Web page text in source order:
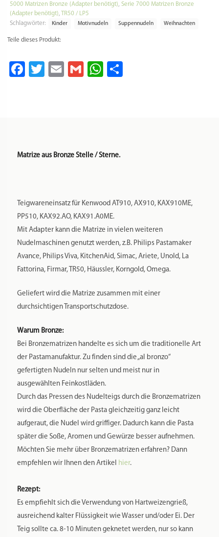
5000 Matrizen Bronze (Adapter benötigt) Serie 7000 Matrizen Bronze
(Adapter benötigt) TR50 / LP5
Schlagwörter:
Kinder Motivnudeln Suppennudeln Weihnachten
Teile dieses Produkt:
Facebook
Twitter
EmailGmailWhatsApp
Matrize aus Bronze Stelle / Sterne.
Teigwareneinsatz für Kenwood AT910, AX910, KAX910ME,
PP510, KAX92.AO, KAX91.A0ME.
Mit Adapter kann die Matrize in vielen weiteren
Nudelmaschinen genutzt werden, z.B. Philips Pastamaker
Avance, Philips Viva, KitchenAid, Simac, Ariete, Unold, La
Fattorina, Firmar, TR50, Häussler, Korngold, Omega.
Geliefert wird die Matrize zusammen mit einer
durchsichtigen Transportschutzdose.
Warum Bronze:
Bei Bronzematrizen handelte es sich um die traditionelle Art
der Pastamanufaktur. Zu finden sind die „al bronzo“
gefertigten Nudeln nur selten und meist nur in
ausgewählten Feinkostläden.
Durch das Pressen des Nudelteigs durch die Bronzematrizen
wird die Oberfläche der Pasta gleichzeitig ganz leicht
aufgeraut, die Nudel wird griffiger. Dadurch kann die Pasta
später die Soße, Aromen und Gewürze besser aufnehmen.
Möchten Sie mehr über Bronzematrizen erfahren? Dann
empfehlen wir Ihnen den Artikel
hier.
Rezept:
Es empfiehlt sich die Verwendung von Hartweizengrieß,
ausreichend kalter Flüssigkeit wie Wasser und/oder Ei. Der
Teig sollte ca. 8-10 Minuten geknetet werden, nur so kann